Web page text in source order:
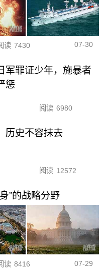
读 7430 07-30
军罪证少年，施暴者
惩
阅读 6980
历史不容抹去
阅读 12572
”的战略分野
读 8416 07-29